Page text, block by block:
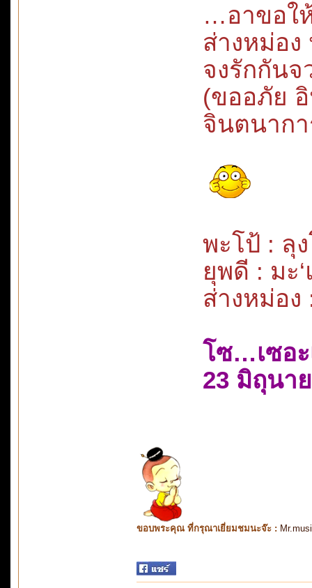
…อาขอใ
ส่างหม่อง
จงรักกันจ
(ขออภัย
จินตนาก
พะโป้ : ลุ
ยุพดี : มะ
ส่างหม่อง
โซ…เซอะ
23 มิถุนา
ขอบพระคุณ ที่กรุณาเยี่ยมชมนะจ๊ะ :